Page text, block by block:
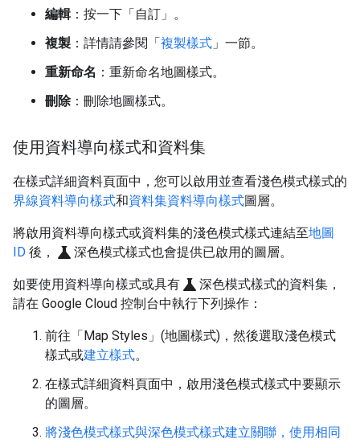
編輯：按一下「自訂」 。
複製 ：詳情請參閱「 複製樣式 」一節。
重新命名 ：重新命名地圖樣式。
刪除：刪除地圖樣式。
使用資料導向樣式和資料集
在樣式詳細資料頁面中，您可以啟用並查看淺色模式樣式的
界線資料導向樣式和資料集資料導向樣式圖層。
將啟用資料導向樣式或資料集的淺色模式樣式連結至地圖
ID 後， science 深色模式樣式也會提供已啟用的圖層。
如要使用資料導向樣式或具有 science 深色模式樣式的資料集，
請在 Google Cloud 控制台中執行下列操作：
前往「Map Styles」(地圖樣式) ，然後選取淺色模式
樣式或建立樣式。
在樣式詳細資料頁面中，啟用淺色模式樣式中要顯示
的圖層。
將淺色模式樣式與深色模式樣式建立關聯，使用相同